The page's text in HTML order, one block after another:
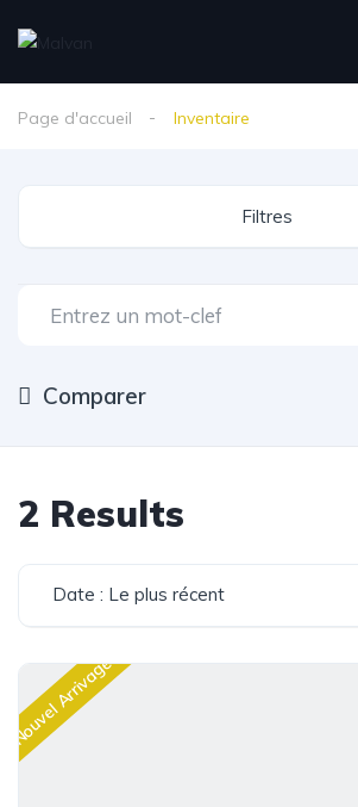
Page d'accueil Inventaire
Filtres
Comparer
2 Results
Date : Le plus récent
Nouvel Arrivage